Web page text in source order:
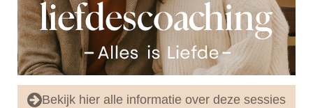
Bekijk hier alle informatie over deze sessies